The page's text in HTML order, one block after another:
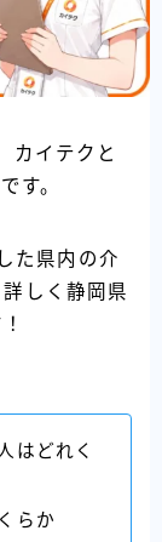
カイテクと
す。
た県内の介
しく静岡県
はどれく
らか